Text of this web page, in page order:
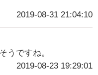
2019-08-31 21:04:10
うですね。
2019-08-23 19:29:01